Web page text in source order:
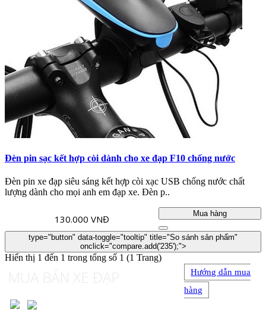
Đèn pin sạc kết hợp còi dành cho xe đạp F10 chống nước
Đèn pin xe đạp siêu sáng kết hợp còi xạc USB chống nước chất
lượng dành cho mọi anh em đạp xe. Đèn p..
130.000 VNĐ Mua hàng
type="button" data-toggle="tooltip" title="So sánh sản phẩm"
onclick="compare.add('235');">
Hiển thị 1 đến 1 trong tổng số 1 (1 Trang)
Hướng dẫn mua
hàng